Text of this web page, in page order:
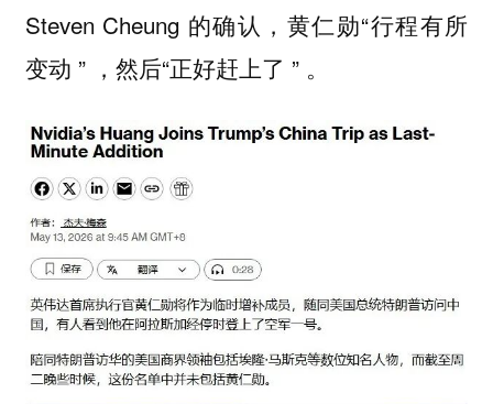
Steven Cheung 的确认，黄仁勋“行程有所
变动 ” ，然后“正好赶上了 ” 。